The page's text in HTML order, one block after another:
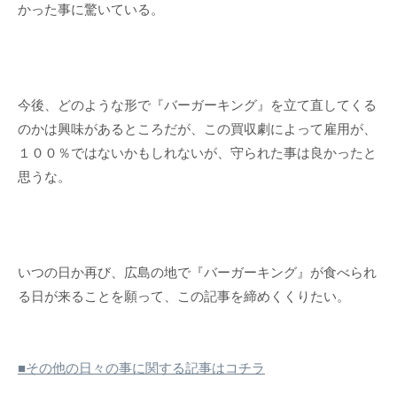
かった事に驚いている。
今後、どのような形で『バーガーキング』を立て直してくる
のかは興味があるところだが、この買収劇によって雇用が、
１００％ではないかもしれないが、守られた事は良かったと
思うな。
いつの日か再び、広島の地で『バーガーキング』が食べられ
る日が来ることを願って、この記事を締めくくりたい。
■その他の日々の事に関する記事はコチラ